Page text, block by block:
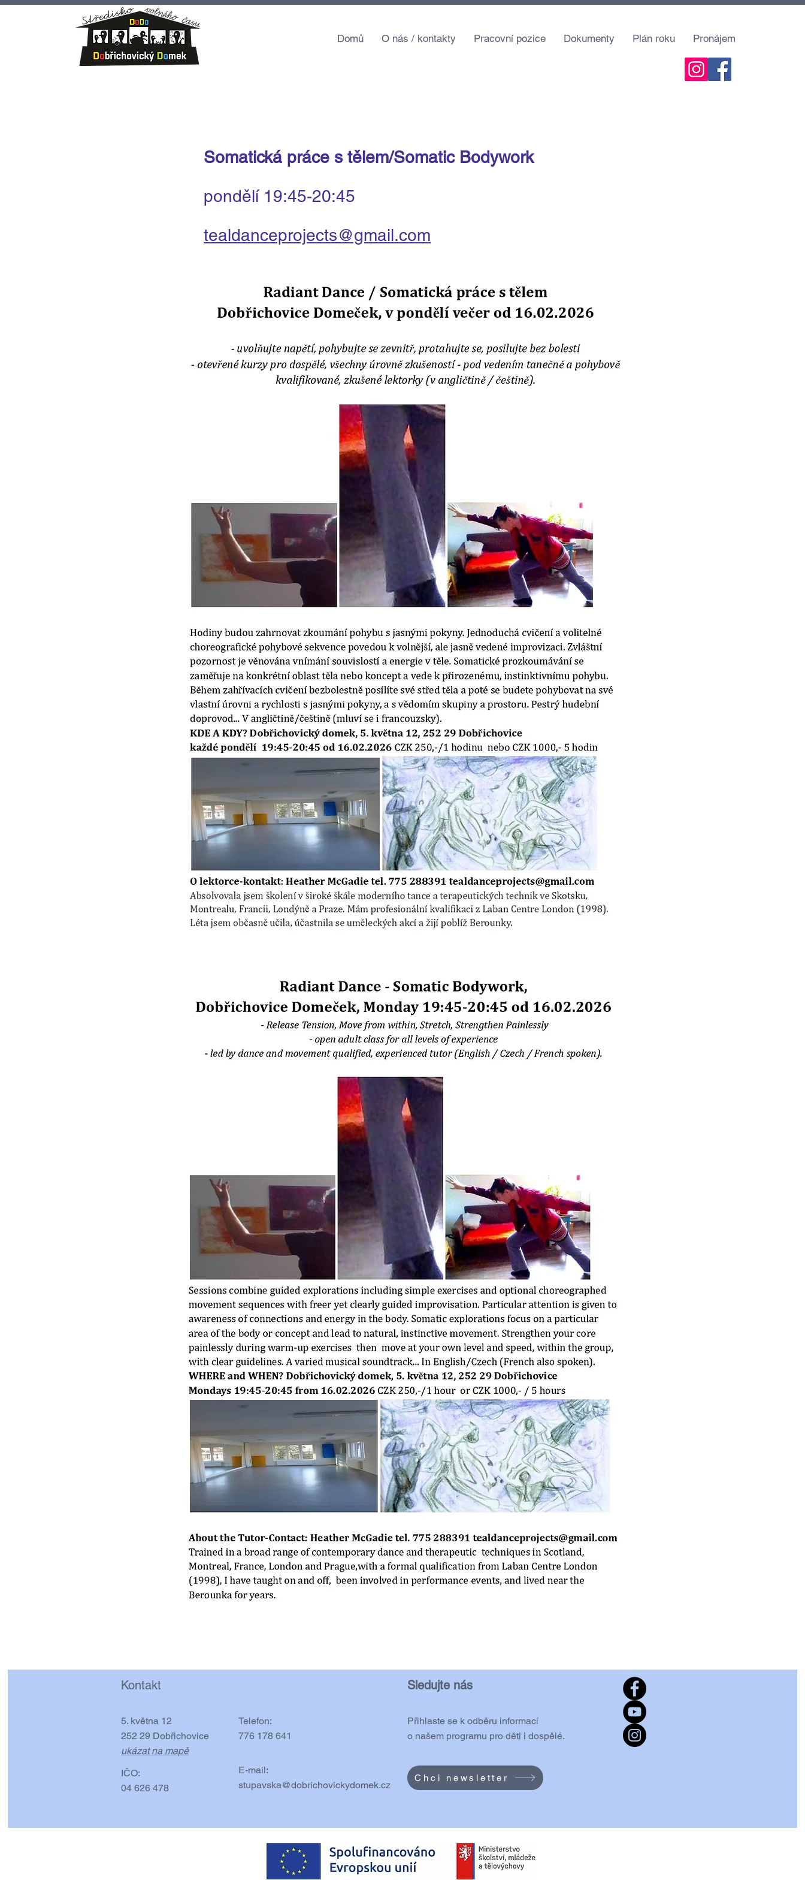
Domů O nás / kontakty Pracovní pozice Dokumenty Plán roku Pronájem
Somatická práce s tělem/Somatic Bodywork
pondělí 19:45-20:45
tealdanceprojects@gmail.com
Kontakt
5. května 12
252 29 Dobřichovice
ukázat na mapě
IČO:
04 626 478
Telefon:
776 178 641
E-mail:
stupavska@dobrichovickydomek.cz
Sledujte nás
Přihlaste se k odběru informací
o našem programu pro děti i dospělé.
Chci newsletter